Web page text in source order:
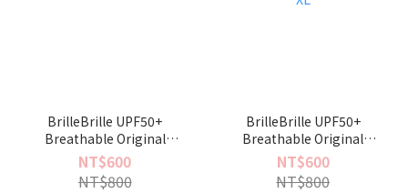
BrilleBrille UPF50+
Breathable Original
sunhats -Mist Gray XL
NT$600
NT$800
BrilleBrille UPF50+
Breathable Original
sunhats -Caf'e au lait XL
NT$600
NT$800